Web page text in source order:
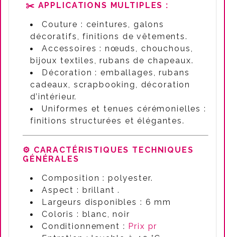
✂️ APPLICATIONS MULTIPLES :
Couture : ceintures, galons
décoratifs, finitions de vêtements.
Accessoires : nœuds, chouchous,
bijoux textiles, rubans de chapeaux.
Décoration : emballages, rubans
cadeaux, scrapbooking, décoration
d’intérieur.
Uniformes et tenues cérémonielles :
finitions structurées et élégantes.
⚙️ CARACTÉRISTIQUES TECHNIQUES
GÉNÉRALES
Composition : polyester.
Aspect : brillant .
Largeurs disponibles : 6 mm
Coloris : blanc, noir
Conditionnement : Prix pr